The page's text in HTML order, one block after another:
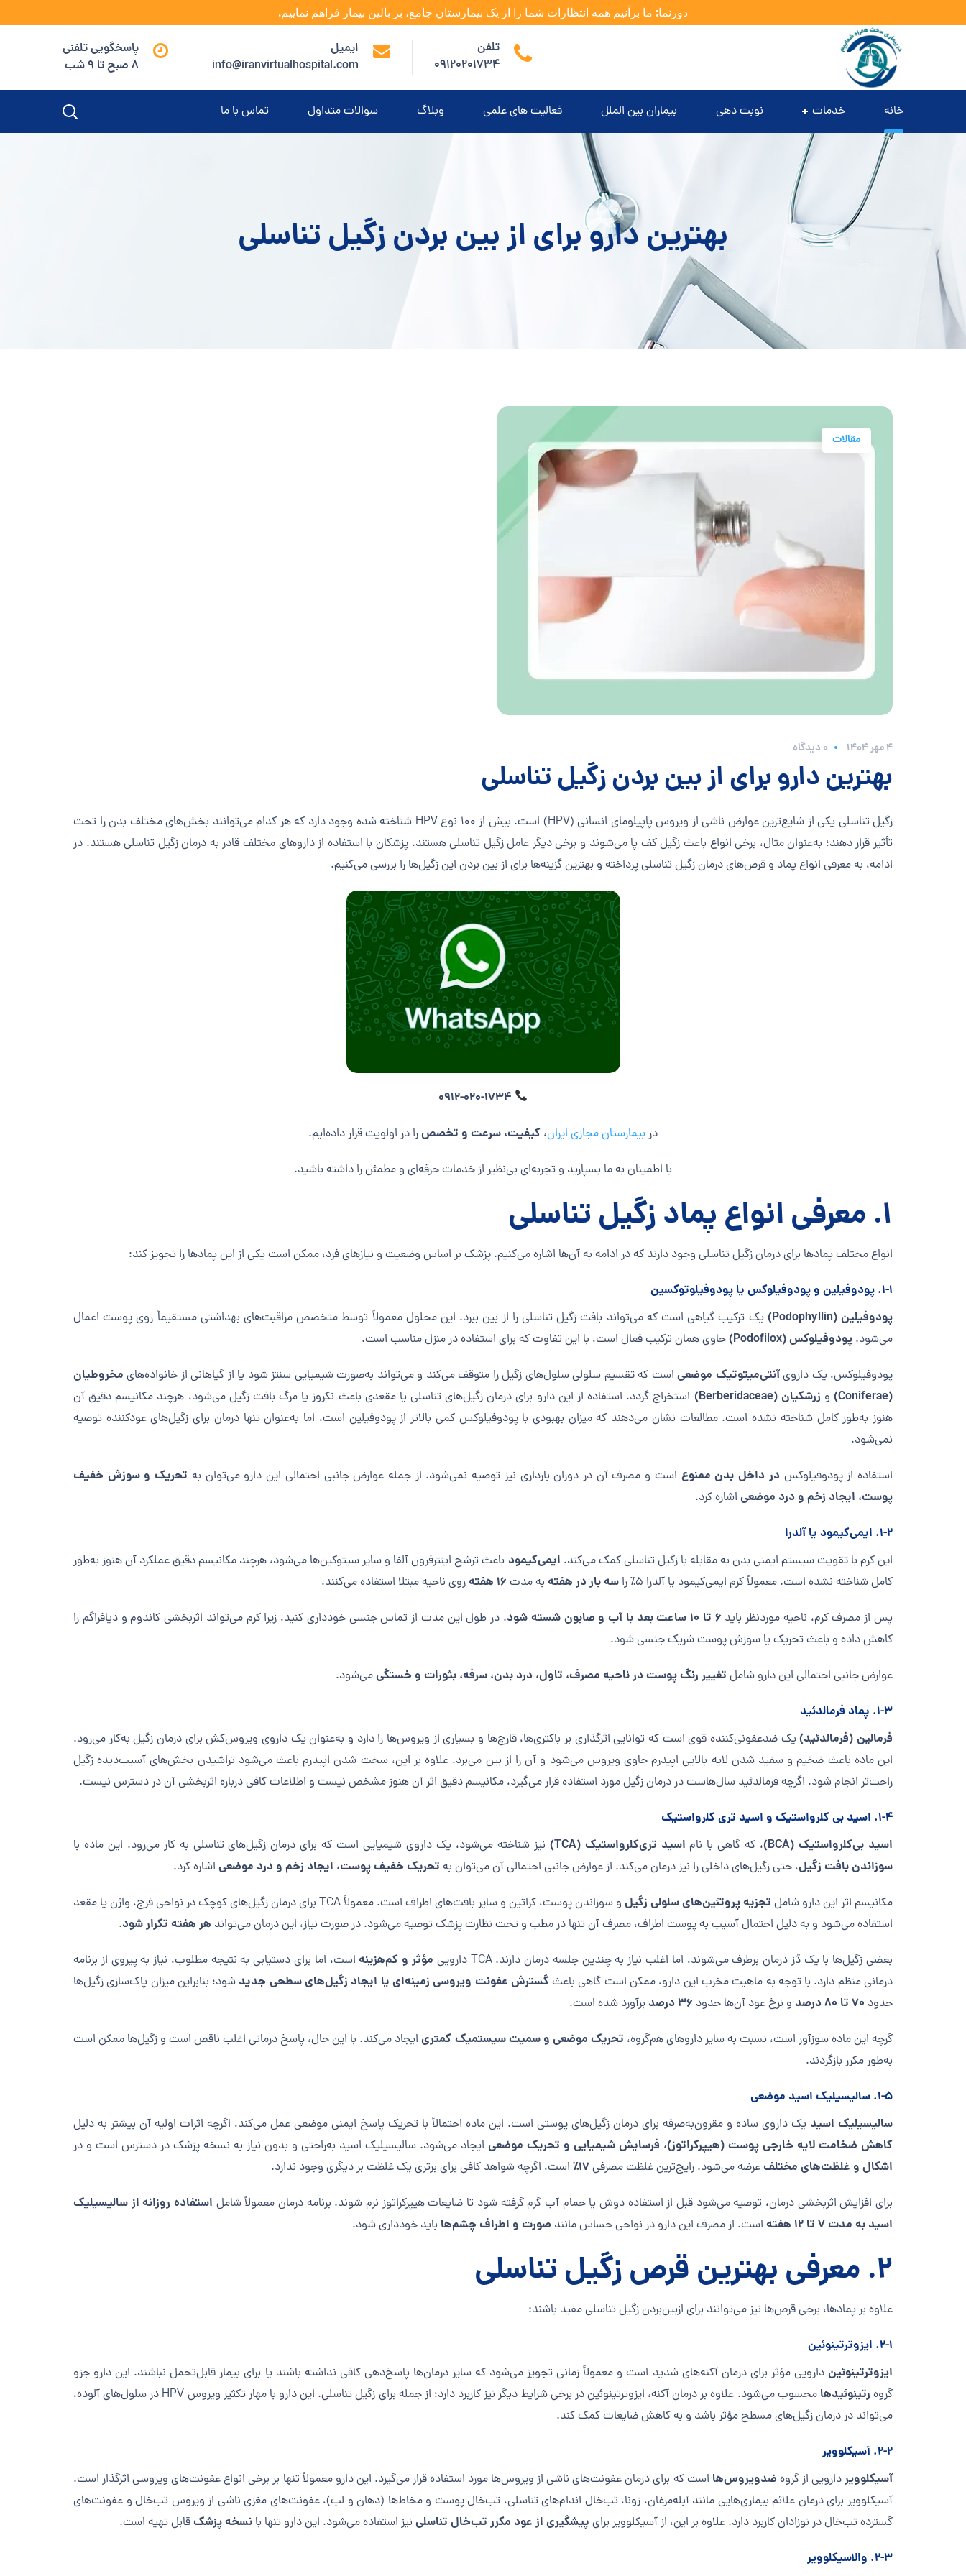
دورنما: ما برآنیم همه انتظارات شما را از یک بیمارستان جامع، بر بالین بیمار فراهم نماییم.
تلفن
09120201734
ایمیل
info@iranvirtualhospital.com
پاسخگویی تلفنی
8 صبح تا 9 شب
خانه خدمات نوبت دهی بیماران بین الملل فعالیت های علمی وبلاگ سوالات متداول تماس با ما
بهترین دارو برای از بین بردن زگیل تناسلی
مقالات
۴ مهر ۱۴۰۴ 0 دیدگاه
بهترین دارو برای از بین بردن زگیل تناسلی
زگیل تناسلی یکی از شایع‌ترین عوارض ناشی از ویروس پاپیلومای انسانی (HPV) است. بیش از ۱۰۰ نوع HPV شناخته شده وجود دارد که هر کدام می‌توانند بخش‌های مختلف بدن را تحت
تأثیر قرار دهند؛ به‌عنوان مثال، برخی انواع باعث زگیل کف پا می‌شوند و برخی دیگر عامل زگیل تناسلی هستند. پزشکان با استفاده از داروهای مختلف قادر به درمان زگیل تناسلی هستند. در
ادامه، به معرفی انواع پماد و قرص‌های درمان زگیل تناسلی پرداخته و بهترین گزینه‌ها برای از بین بردن این زگیل‌ها را بررسی می‌کنیم.
0912-020-1734
در بیمارستان مجازی ایران، کیفیت، سرعت و تخصصرا در اولویت قرار داده‌ایم.
با اطمینان به ما بسپارید و تجربه‌ای بی‌نظیر از خدمات حرفه‌ای و مطمئن را داشته باشید.
۱. معرفی انواع پماد زگیل تناسلی
انواع مختلف پمادها برای درمان زگیل تناسلی وجود دارند که در ادامه به آن‌ها اشاره می‌کنیم. پزشک بر اساس وضعیت و نیازهای فرد، ممکن است یکی از این پمادها را تجویز کند:
۱-۱. پودوفیلین و پودوفیلوکس یا پودوفیلوتوکسین
پودوفیلین (Podophyllin)
یک ترکیب گیاهی است که می‌تواند بافت زگیل تناسلی را از بین ببرد. این محلول معمولاً توسط متخصص مراقبت‌های بهداشتی مستقیماً روی پوست اعمال
می‌شود. پودوفیلوکس (Podofilox) حاوی همان ترکیب فعال است، با این تفاوت که برای استفاده در منزل مناسب است.
پودوفیلوکس، یک دارویآنتی‌میتوتیک موضعیاست که تقسیم سلولی سلول‌های زگیل را متوقف می‌کند و می‌تواند به‌صورت شیمیایی سنتز شود یا از گیاهانی از خانواده‌های مخروطیان
(Coniferae)
و زرشکیان (Berberidaceae)
استخراج گردد. استفاده از این دارو برای درمان زگیل‌های تناسلی یا مقعدی باعث نکروز یا مرگ بافت زگیل می‌شود، هرچند مکانیسم دقیق آن
هنوز به‌طور کامل شناخته نشده است. مطالعات نشان می‌دهند که میزان بهبودی با پودوفیلوکس کمی بالاتر از پودوفیلین است، اما به‌عنوان تنها درمان برای زگیل‌های عودکننده توصیه
نمی‌شود.
استفاده از پودوفیلوکس در داخل بدن ممنوع است و مصرف آن در دوران بارداری نیز توصیه نمی‌شود. از جمله عوارض جانبی احتمالی این دارو می‌توان به تحریک و سوزش خفیف
پوست، ایجاد زخم و درد موضعی اشاره کرد.
۱-۲. ایمی‌کیمود یا آلدرا
این کرم با تقویت سیستم ایمنی بدن به مقابله با زگیل تناسلی کمک می‌کند. ایمی‌کیمود باعث ترشح اینترفرون آلفا و سایر سیتوکین‌ها می‌شود، هرچند مکانیسم دقیق عملکرد آن هنوز به‌طور
کامل شناخته نشده است. معمولاً کرم ایمی‌کیمود یا آلدرا ۵٪ را
سه بار در هفته به مدت ۱۶ هفته روی ناحیه مبتلا استفاده می‌کنند.
پس از مصرف کرم، ناحیه موردنظر باید ۶ تا ۱۰ ساعت بعد با آب و صابون شسته شود
. در طول این مدت از تماس جنسی خودداری کنید، زیرا کرم می‌تواند اثربخشی کاندوم و دیافراگم را
کاهش داده و باعث تحریک یا سوزش پوست شریک جنسی شود.
عوارض جانبی احتمالی این دارو شامل تغییر رنگ پوست در ناحیه مصرف، تاول، درد بدن، سرفه، بثورات و خستگیمی‌شود.
۱-۳. پماد فرمالدئید
فرمالین (فرمالدئید)یک ضدعفونی‌کننده قوی است که توانایی اثرگذاری بر باکتری‌ها، قارچ‌ها و بسیاری از ویروس‌ها را دارد و به‌عنوان یک داروی ویروس‌کش برای درمان زگیل به‌کار می‌رود.
این ماده باعث ضخیم و سفید شدن لایه بالایی اپیدرم حاوی ویروس می‌شود و آن را از بین می‌برد. علاوه بر این، سخت شدن اپیدرم باعث می‌شود تراشیدن بخش‌های آسیب‌دیده زگیل
راحت‌تر انجام شود. اگرچه فرمالدئید سال‌هاست در درمان زگیل مورد استفاده قرار می‌گیرد، مکانیسم دقیق اثر آن هنوز مشخص نیست و اطلاعات کافی درباره اثربخشی آن در دسترس نیست.
۱-۴. اسید بی کلرواستیک و اسید تری کلرواستیک
اسید بی‌کلرواستیک (BCA)
، که گاهی با نام اسید تری‌کلرواستیک (TCA) نیز شناخته می‌شود، یک داروی شیمیایی است که برای درمان زگیل‌های تناسلی به کار می‌رود. این ماده با
سوزاندن بافت زگیل، حتی زگیل‌های داخلی را نیز درمان می‌کند. از عوارض جانبی احتمالی آن می‌توان به تحریک خفیف پوست، ایجاد زخم و درد موضعی اشاره کرد.
مکانیسم اثر این دارو شامل تجزیه پروتئین‌های سلولی زگیل
و سوزاندن پوست، کراتین و سایر بافت‌های اطراف است. معمولاً TCA برای درمان زگیل‌های کوچک در نواحی فرج، واژن یا مقعد
استفاده می‌شود و به دلیل احتمال آسیب به پوست اطراف، مصرف آن تنها در مطب و تحت نظارت پزشک توصیه می‌شود. در صورت نیاز، این درمان می‌تواند هر هفته تکرار شود.
بعضی زگیل‌ها با یک دُز درمان برطرف می‌شوند، اما اغلب نیاز به چندین جلسه درمان دارند. TCA دارویی مؤثر و کم‌هزینهاست، اما برای دستیابی به نتیجه مطلوب، نیاز به پیروی از برنامه
درمانی منظم دارد. با توجه به ماهیت مخرب این دارو، ممکن است گاهی باعثگسترش عفونت ویروسی زمینه‌ای یا ایجاد زگیل‌های سطحی جدید شود؛ بنابراین میزان پاک‌سازی زگیل‌ها
حدود ۷۰ تا ۸۰ درصد و نرخ عود آن‌ها حدود ۳۶ درصد برآورد شده است.
گرچه این ماده سوزآور است، نسبت به سایر داروهای هم‌گروه، تحریک موضعی و سمیت سیستمیک کمتریایجاد می‌کند. با این حال، پاسخ درمانی اغلب ناقص است و زگیل‌ها ممکن است
به‌طور مکرر بازگردند.
۱-۵. سالیسیلیک اسید موضعی
سالیسیلیک اسید یک داروی ساده و مقرون‌به‌صرفه برای درمان زگیل‌های پوستی است. این ماده احتمالاً با تحریک پاسخ ایمنی موضعی عمل می‌کند، اگرچه اثرات اولیه آن بیشتر به دلیل
کاهش ضخامت لایه خارجی پوست (هیپرکراتوز)، فرسایش شیمیایی و تحریک موضعی ایجاد می‌شود. سالیسیلیک اسید به‌راحتی و بدون نیاز به نسخه پزشک در دسترس است و در
اشکال و غلظت‌های مختلفعرضه می‌شود. رایج‌ترین غلظت مصرفی۱۷٪ است، اگرچه شواهد کافی برای برتری یک غلظت بر دیگری وجود ندارد.
برای افزایش اثربخشی درمان، توصیه می‌شود قبل از استفاده دوش یا حمام آب گرم گرفته شود تا ضایعات هیپرکراتوز نرم شوند. برنامه درمان معمولاً شامل استفاده روزانه از سالیسیلیک
اسید به مدت ۷ تا ۱۲ هفته
است. از مصرف این دارو در نواحی حساس مانند صورت و اطراف چشم‌ها باید خودداری شود.
۲. معرفی بهترین قرص زگیل تناسلی
علاوه بر پمادها، برخی قرص‌ها نیز می‌توانند برای ازبین‌بردن زگیل تناسلی مفید باشند:
۲-۱. ایزوترتینوئین
ایزوترتینوئین دارویی مؤثر برای درمان آکنه‌های شدید است و معمولاً زمانی تجویز می‌شود که سایر درمان‌ها پاسخ‌دهی کافی نداشته باشند یا برای بیمار قابل‌تحمل نباشند. این دارو جزو
گروه رتینوئیدها
محسوب می‌شود. علاوه بر درمان آکنه، ایزوترتینوئین در برخی شرایط دیگر نیز کاربرد دارد؛ از جمله برای زگیل تناسلی. این دارو با مهار تکثیر ویروس HPV در سلول‌های آلوده،
می‌تواند در درمان زگیل‌های مسطح مؤثر باشد و به کاهش ضایعات کمک کند.
۲-۲. آسیکلوویر
آسیکلوویردارویی از گروه ضدویروس‌ها است که برای درمان عفونت‌های ناشی از ویروس‌ها مورد استفاده قرار می‌گیرد. این دارو معمولاً تنها بر برخی انواع عفونت‌های ویروسی اثرگذار است.
آسیکلوویر برای درمان علائم بیماری‌هایی مانند آبله‌مرغان، زونا، تب‌خال اندام‌های تناسلی، تب‌خال پوست و مخاط‌ها (دهان و لب)، عفونت‌های مغزی ناشی از ویروس تب‌خال و عفونت‌های
گسترده تب‌خال در نوزادان کاربرد دارد. علاوه بر این، از آسیکلوویر برای پیشگیری از عود مکرر تب‌خال تناسلی نیز استفاده می‌شود. این دارو تنها با نسخه پزشکقابل تهیه است.
۲-۳. والاسیکلوویر